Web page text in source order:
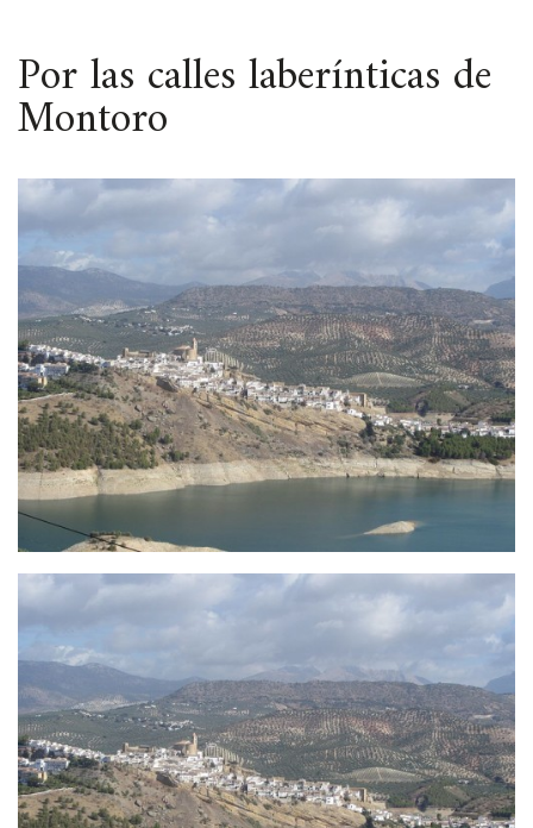
ESPACIO
Por las calles laberínticas de
Montoro